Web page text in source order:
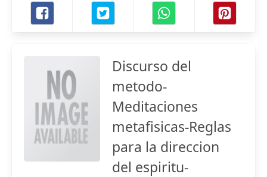
Discurso del
metodo-
Meditaciones
metafisicas-Reglas
para la direccion
del espiritu-